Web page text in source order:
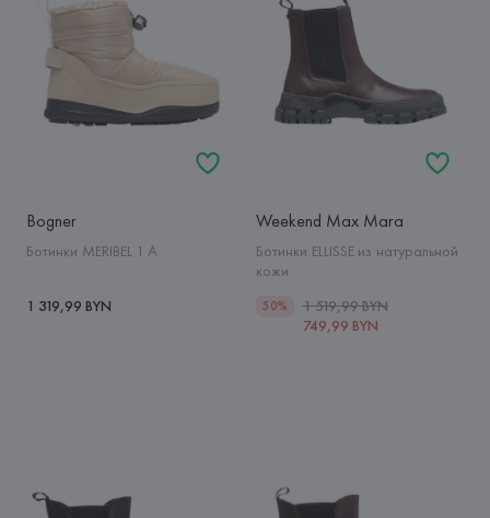
Bogner
Ботинки MERIBEL 1 A
1 319,99 BYN
Weekend Max Mara
Ботинки ELLISSE из натуральной
кожи
50%
1 519,99 BYN
749,99 BYN